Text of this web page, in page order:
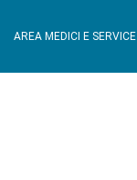
AREA MEDICI E SERVICE